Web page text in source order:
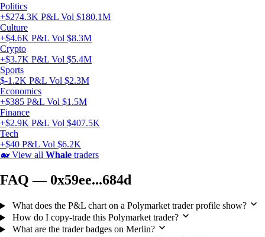
Politics
+$274.3K P&L Vol $180.1M
Culture
+$4.6K P&L Vol $8.3M
Crypto
+$3.7K P&L Vol $5.4M
Sports
$-1.2K P&L Vol $2.3M
Economics
+$385 P&L Vol $1.5M
Finance
+$2.9K P&L Vol $407.5K
Tech
+$40 P&L Vol $6.2K
🐋 View all Whale traders
FAQ — 0x59ee...684d
What does the P&L chart on a Polymarket trader profile show?
How do I copy-trade this Polymarket trader?
What are the trader badges on Merlin?